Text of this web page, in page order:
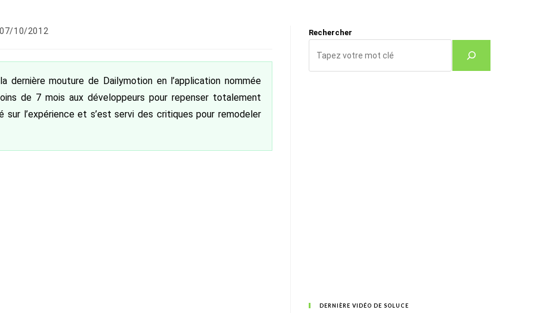
07/10/2012
mouture de Dailymotion en l’application nommée
de 7 mois aux développeurs pour repenser totalement
sur l’expérience et s’est servi des critiques pour remodeler
Rechercher
DERNIÈRE VIDÉO DE SOLUCE